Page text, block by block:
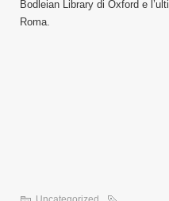
Bodleian Library di Oxford e
Roma.